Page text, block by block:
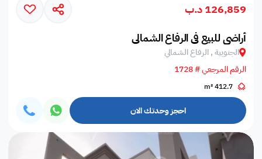
126,859 د.ب
أراضي للبيع في الرفاع الشمالي
الجنوبية , الرفاع الشمالي
الرقم المرجعي # 1728
412.7 m²
احجز وحدتك الان